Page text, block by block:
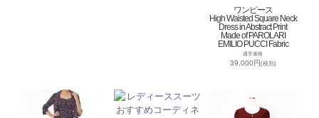
ワンピース
High Waisted Square Neck
Dress in Abstract Print
Made of PAROLARI
EMILIO PUCCI Fabric
通常価格
39,000円(税別)